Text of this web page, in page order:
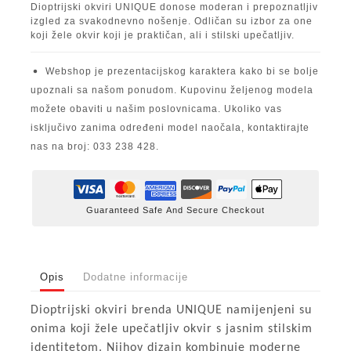
Dioptrijski okviri UNIQUE donose moderan i prepoznatljiv
izgled za svakodnevno nošenje. Odličan su izbor za one
koji žele okvir koji je praktičan, ali i stilski upečatljiv.
Webshop je prezentacijskog karaktera kako bi se bolje
upoznali sa našom ponudom. Kupovinu željenog modela
možete obaviti u našim poslovnicama. Ukoliko vas
isključivo zanima određeni model naočala, kontaktirajte
nas na broj: 033 238 428.
Guaranteed Safe And Secure Checkout
Opis Dodatne informacije
Dioptrijski okviri brenda UNIQUE namijenjeni su
onima koji žele upečatljiv okvir s jasnim stilskim
identitetom. Njihov dizajn kombinuje moderne